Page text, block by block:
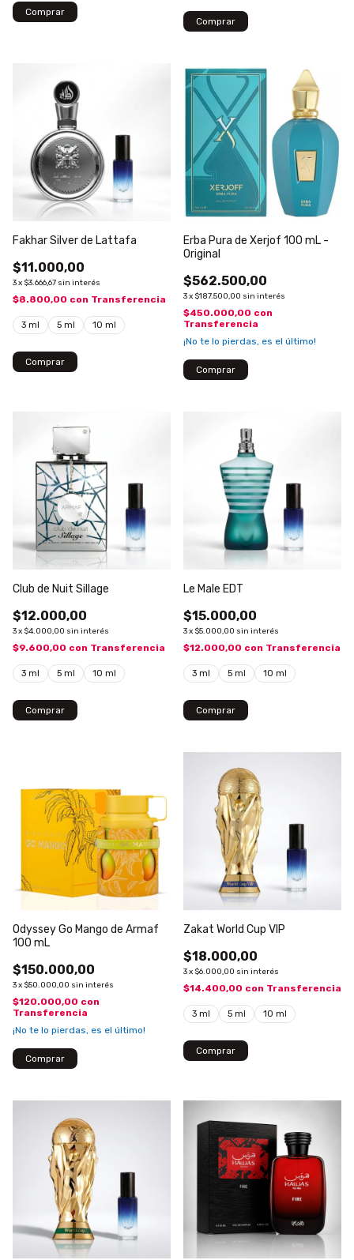
Comprar
Fakhar Silver de Lattafa
$11.000,00
3x $3.666,67 sin interés
$8.800,00 con Transferencia
3 ml 5 ml 10 ml
Comprar
Erba Pura de Xerjof 100 mL -
Original
$562.500,00
3x $187.500,00 sin interés
$450.000,00 con
Transferencia
¡No te lo pierdas, es el último!
Club de Nuit Sillage
$12.000,00
3x $4.000,00 sin interés
$9.600,00 con Transferencia
3 ml 5 ml 10 ml
Comprar
Le Male EDT
$15.000,00
3x $5.000,00 sin interés
$12.000,00 con Transferencia
3 ml 5 ml 10 ml
Comprar
Odyssey Go Mango de Armaf
100 mL
$150.000,00
3x $50.000,00 sin interés
$120.000,00 con
Transferencia
¡No te lo pierdas, es el último!
Zakat World Cup VIP
$18.000,00
3x $6.000,00 sin interés
$14.400,00 con Transferencia
3 ml 5 ml 10 ml
Comprar